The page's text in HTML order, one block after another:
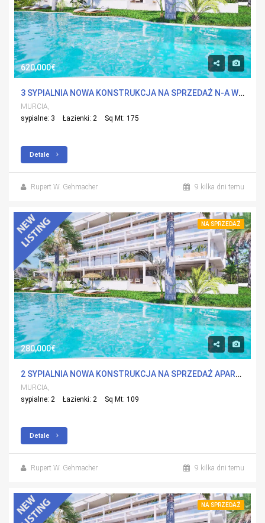
620,000€
3 SYPIALNIA NOWA KONSTRUKCJA NA SPRZEDAŻ N-A W ISLAS MENORES, MURCIA Z BASENEM
MURCIA,
sypialne: 3
Łazienki: 2 Sq Mt: 175
Detale
Rupert W. Gehmacher 9 kilka dni temu
NA SPRZEDAŻ
280,000€
2 SYPIALNIA NOWA KONSTRUKCJA NA SPRZEDAŻ APARTMENT W ISLAS MENORES, MURCIA Z BASENEM
MURCIA,
sypialne: 2
Łazienki: 2 Sq Mt: 109
Detale
Rupert W. Gehmacher 9 kilka dni temu
NA SPRZEDAŻ